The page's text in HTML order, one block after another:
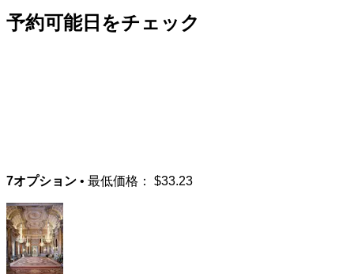
予約可能日をチェック
7オプション • 最低価格： $33.23